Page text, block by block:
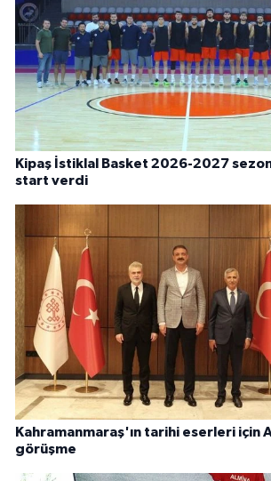
Kipaş İstiklal Basket 2026-2027
start verdi
Kahramanmaraş'ın tarihi eserleri için
görüşme